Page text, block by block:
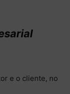
e o cliente, no